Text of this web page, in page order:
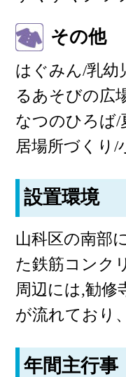
その他
はぐみん/乳幼
るあそびの広
なつのひろば/
居場所づくり/
設置環境
山科区の南部
た鉄筋コンク
周辺には,勧修
が流れており
年間主行事